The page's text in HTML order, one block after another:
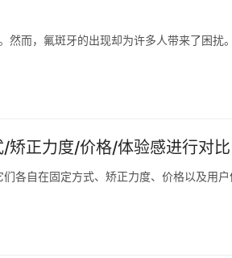
然而，氟斑牙的出现却为许多人带来了困扰
矫正力度/价格/体验感进行对比
各自在固定方式、矫正力度、价格以及用